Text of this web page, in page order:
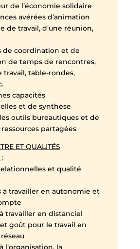
de l’économie solidaire
avérées d’animation
de travail, d’une réunion,
de coordination et de
de temps de rencontres,
travail, table-rondes,
capacités
et de synthèse
outils bureautiques et de
partagées
ET QUALITÉS
et qualité
à travailler en autonomie et
travailler en distanciel
goût pour le travail en
l’organisation, la